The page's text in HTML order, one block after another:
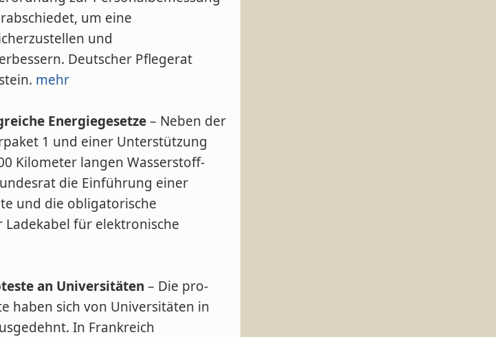
um eine
und
Deutscher Pflegerat
mehr
Energiegesetze– Neben der
1 und einer Unterstützung
Kilometer langen Wasserstoff-
die Einführung einer
und die obligatorische
für elektronische
an Universitäten – Die pro-
haben sich von Universitäten in
In Frankreich